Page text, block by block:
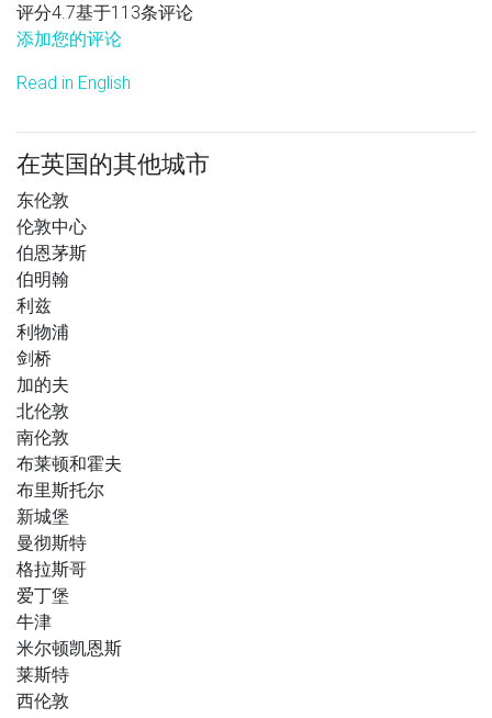
评分4.7基于113条评论
添加您的评论
Read in English
在英国的其他城市
东伦敦
伦敦中心
伯恩茅斯
伯明翰
利兹
利物浦
剑桥
加的夫
北伦敦
南伦敦
布莱顿和霍夫
布里斯托尔
新城堡
曼彻斯特
格拉斯哥
爱丁堡
牛津
米尔顿凯恩斯
莱斯特
西伦敦